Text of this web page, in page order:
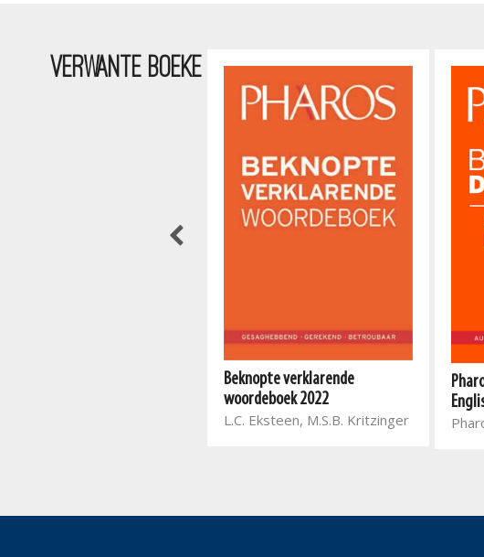
VERWANTE BOEKE
Beknopte verklarende
woordeboek 2022
L.C. Eksteen, M.S.B. Kritzinger